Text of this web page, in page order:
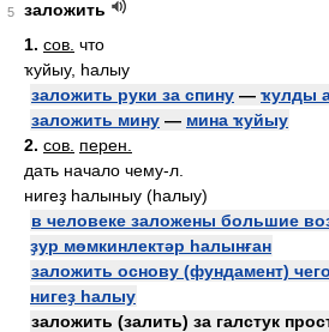
5
заложить
1. сов. что
ҡуйыу, һалыу
заложить руки за спину — ҡулды
заложить мину — мина ҡуйыу
2. сов. перен.
дать начало чему-л.
нигеҙ һалыныу (һалыу)
в человеке заложены большие
ҙур мөмкинлектәр һалынған
заложить основу (фундамент) чего
нигеҙ һалыу
заложить (залить) за галстук